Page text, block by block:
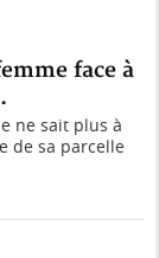
face à
ne sait plus à
de sa parcelle